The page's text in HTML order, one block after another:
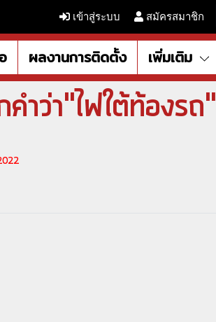
เข้าสู่ระบบ สมัครสมาชิก
ผลงานการติดตั้ง เพิ่มเติม
ำว่า"ไฟใต้ท้องรถ"